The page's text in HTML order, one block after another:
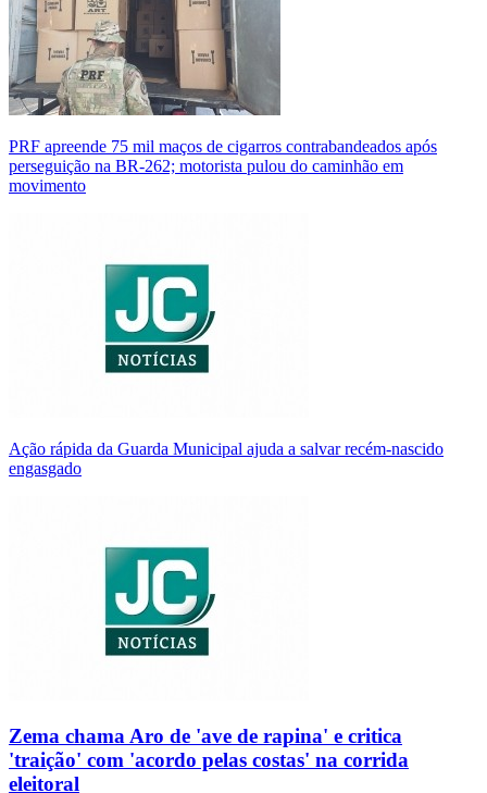
PRF apreende 75 mil maços de cigarros contrabandeados após
perseguição na BR-262; motorista pulou do caminhão em
movimento
Ação rápida da Guarda Municipal ajuda a salvar recém-nascido
engasgado
Zema chama Aro de 'ave de rapina' e critica
'traição' com 'acordo pelas costas' na corrida
eleitoral